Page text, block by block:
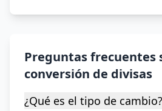
Preguntas frecuentes
conversión de divisas
¿Qué es el tipo de cambio?